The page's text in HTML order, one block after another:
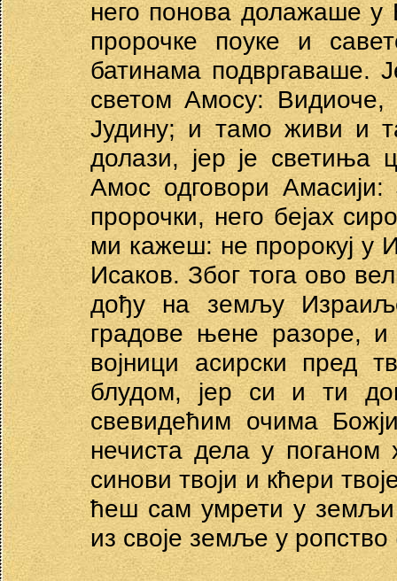
него понова долажаше
пророчке поуке и
батинама подвргаваше.
светом Амосу:
Јудину; и тамо живи и
долази, јер је
Амос одговори
пророчки, него бејах
ми кажеш: не пророкуј у
Исаков. Због тога ово
дођу на земљу
градове њене разоре, и
војници асирски пред
блудом, јер си и ти
свевидећим очима
нечиста дела у поганом
синови твоји и кћери
ћеш сам умрети у земљи
из своје земље у